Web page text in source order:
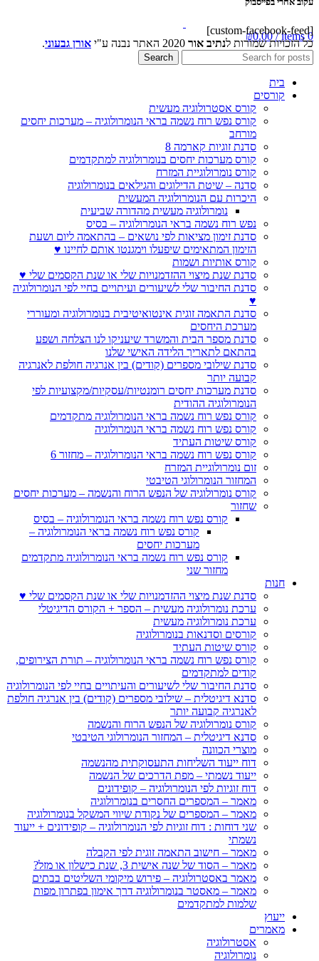
0
items
/
₪0.00
[custom-facebook-feed]
כל הזכויות שמורות לנתיב אור 2020 האתר נבנה ע"י אורן גבעוני.
Search
בית
קורסים
קורס אסטרולוגיה מעשית
קורס נפש רוח נשמה בראי הנומרולוגיה – מערכות יחסים
מורחב
סדנת זוגיות קארמה 8
קורס מערכות יחסים בנומרולוגיה למתקדמים
קורס נומרולוגיית המזרח
סדנה – שיטת הדילוגים והגילאים בנומרולוגיה
היכרות עם הנומרולוגיה המעשית
נומרולוגיה מעשית מהדורה שביעית
נפש רוח נשמה בראי הנומרולוגיה – בסיס
סדנת זימון מציאות לפי נושאים – בהתאמה ליום ושעת
הזימון המתאימים שיפעלו וימגנטו אותם לחיינו ♥
קורס אותיות ושמות
סדנת שנת מיצוי ההזדמנויות שלי או שנת הקסמים שלי ♥
סדנת החיבור שלי לשיעורים ועיתויים בחיי לפי הנומרולוגיה
♥
סדנת התאמה זוגית אינטואיטיבית בנומרולוגיה ומעוררי
מערכת היחסים
סדנת מספר הבית והמשרד שיעניקו לנו הצלחה ושפע
בהתאם לתאריך הלידה האישי שלנו
סדנת שילובי מספרים (קודים) בין אנרגיה חולפת לאנרגיה
קבועה יותר
סדנת מערכות יחסים רומנטיות/עסקיות/מקצועיות לפי
הנומרולוגיה ההודית
קורס נפש רוח נשמה בראי הנומרולוגיה מתקדמים
קורס נפש רוח נשמה בראי הנומרולוגיה
קורס שיטות העתיד
קורס נפש רוח נשמה בראי הנומרולוגיה – מחזור 6
זום נומרולוגיית המזרח
המחזור הנומרולוגי הטיבטי
קורס נומרולוגיה של הנפש הרוח והנשמה – מערכות יחסים
שחזור
קורס נפש רוח נשמה בראי הנומרולוגיה – בסיס
קורס נפש רוח נשמה בראי הנומרולוגיה –
מערכות יחסים
קורס נפש רוח נשמה בראי הנומרולוגיה מתקדמים
מחזור שני
חנות
סדנת שנת מיצוי ההזדמנויות שלי או שנת הקסמים שלי ♥
ערכת נומרולוגיה מעשית – הספר + הקורס הדיגיטלי
ערכת נומרולוגיה מעשית
קורסים וסדנאות בנומרולוגיה
קורס שיטות העתיד
קורס נפש רוח נשמה בראי הנומרולוגיה – תורת הצירופים,
קודים למתקדמים
סדנת החיבור שלי לשיעורים והעיתויים בחיי לפי הנומרולוגיה
סדנא דיגיטלית – שילובי מספרים (קודים) בין אנרגיה חולפת
לאנרגיה קבועה יותר
קורס נומרולוגיה של הנפש הרוח והנשמה
סדנא דיגיטלית – המחזור הנומרולוגי הטיבטי
מוצרי הכוונה
דוח ייעוד השליחות התעסוקתית מהנשמה
ייעוד נשמתי – מפת הדרכים של הנשמה
דוח זוגיות לפי הנומרולוגיה – קופידונים
מאמר – המספרים החסרים בנומרולוגיה
מאמר – המספרים של נקודת שיווי המשקל בנומרולוגיה
שני דוחות : דוח זוגיות לפי הנומרולוגיה – קופידונים + ייעוד
נשמתי
מאמר – חישוב התאמה זוגית לפי הקבלה
מאמר – הסוד של שנה אישית 3, שנת כישלון או מזל?
מאמר באסטרולוגיה – פירוש מיקומי השליטים בבתים
מאמר – מאסטר בנומרולוגיה דרך אימון בפתרון מפות
שלמות למתקדמים
ייעוץ
מאמרים
אסטרולוגיה
נומרולוגיה